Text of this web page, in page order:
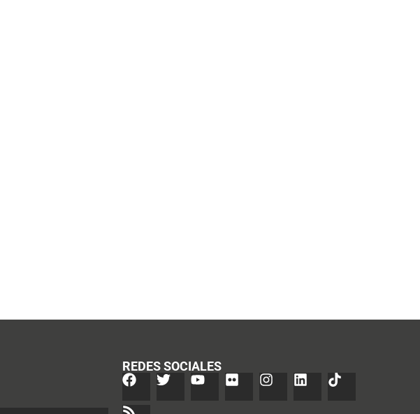
REDES SOCIALES